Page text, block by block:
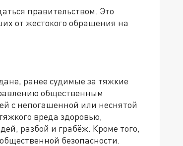
правительством. Это
от жестокого обращения на
ранее судимые за тяжкие
общественным
с непогашенной или неснятой
вреда здоровью,
разбой и грабёж. Кроме того,
безопасности.